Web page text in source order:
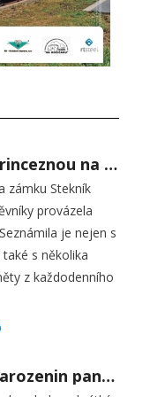
Prohlídka s princeznou na zámku Stekník
zámku Stekník
provázela
je nejen s
s několika
z každodenního
Oslava 101. narozenin paní Věry Skořepové